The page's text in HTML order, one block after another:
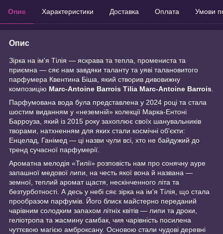
Опис Характеристики Доставка Оплата Умови
Опис
Зірка на ім'я Тілія — яскрава та тепла, промениста та
приємна — сяє нам завдяки таланту та уяві талановитого
парфумера Квентина Біша, який створив дивовижну
композицію Marc-Antoine Barrois Tilia Marc-Antoine Barrois
Парфумована вода була представлена у 2024 році та стала
шостим виданням у «неземній» колекції Марка-Ентоні
Барроуза, який із 2015 року захоплює своїх шанувальників
творами, натхненням для яких стали космічні об'єкти:
Енцелад, Ганімед — ці назви чули всі, хто не байдужий до
тренд сучасної парфумерії.
Ароматна мелодія «Тилії» розповість нам про сонячну ауре
запашної медової липи, на честь якої вона й названа —
земної, теплий аромат щастя, нескінченного літа та
безтурботності. А десь у небі сяє зірка на ім'я Тілія, що стала
прообразом парфумів. Його блиск майстерно переданий
чарівним солодким запахом літніх квітів — липи та дроки,
геліотропа та жасмину самбак, чия чарівність посилена
чуттєвою магією амброксану. Основою стали чудові деревні